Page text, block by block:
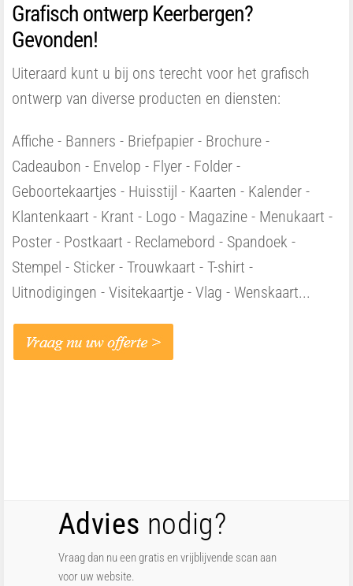
Grafisch ontwerp Keerbergen?
Gevonden!
Uiteraard kunt u bij ons terecht voor het grafisch
ontwerp van diverse producten en diensten:
Affiche - Banners - Briefpapier - Brochure -
Cadeaubon - Envelop - Flyer - Folder -
Geboortekaartjes - Huisstijl - Kaarten - Kalender -
Klantenkaart - Krant - Logo - Magazine - Menukaart -
Poster - Postkaart - Reclamebord - Spandoek -
Stempel - Sticker - Trouwkaart - T-shirt -
Uitnodigingen - Visitekaartje - Vlag - Wenskaart...
Advies nodig?
Vraag dan nu een gratis en vrijblijvende scan aan
voor uw website.